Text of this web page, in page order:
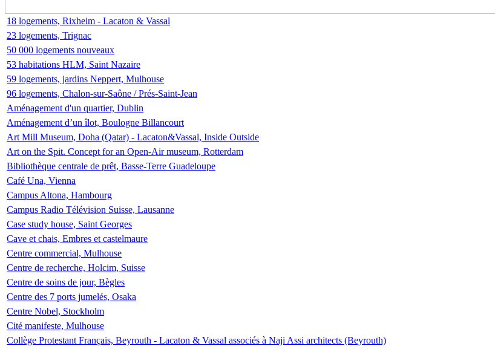
18 logements, Rixheim - Lacaton & Vassal
23 logements, Trignac
50 000 logements nouveaux
53 habitations HLM, Saint Nazaire
59 logements, jardins Neppert, Mulhouse
96 logements, Chalon-sur-Saône / Prés-Saint-Jean
Aménagement d'un quartier, Dublin
Aménagement d’un îlot, Boulogne Billancourt
Art Mill Museum, Doha (Qatar) - Lacaton&Vassal, Inside Outside
Art on the Spit. Concept for an Open-Air museum, Rotterdam
Bibliothèque centrale de prêt, Basse-Terre Guadeloupe
Café Una, Vienna
Campus Altona, Hambourg
Campus Radio Télévision Suisse, Lausanne
Case study house, Saint Georges
Cave et chais, Embres et castelmaure
Centre commercial, Mulhouse
Centre de recherche, Holcim, Suisse
Centre de soins de jour, Bègles
Centre des 7 ports jumelés, Osaka
Centre Nobel, Stockholm
Cité manifeste, Mulhouse
Collège Protestant Français, Beyrouth - Lacaton & Vassal associés à Naji Assi architects (Beyrouth)